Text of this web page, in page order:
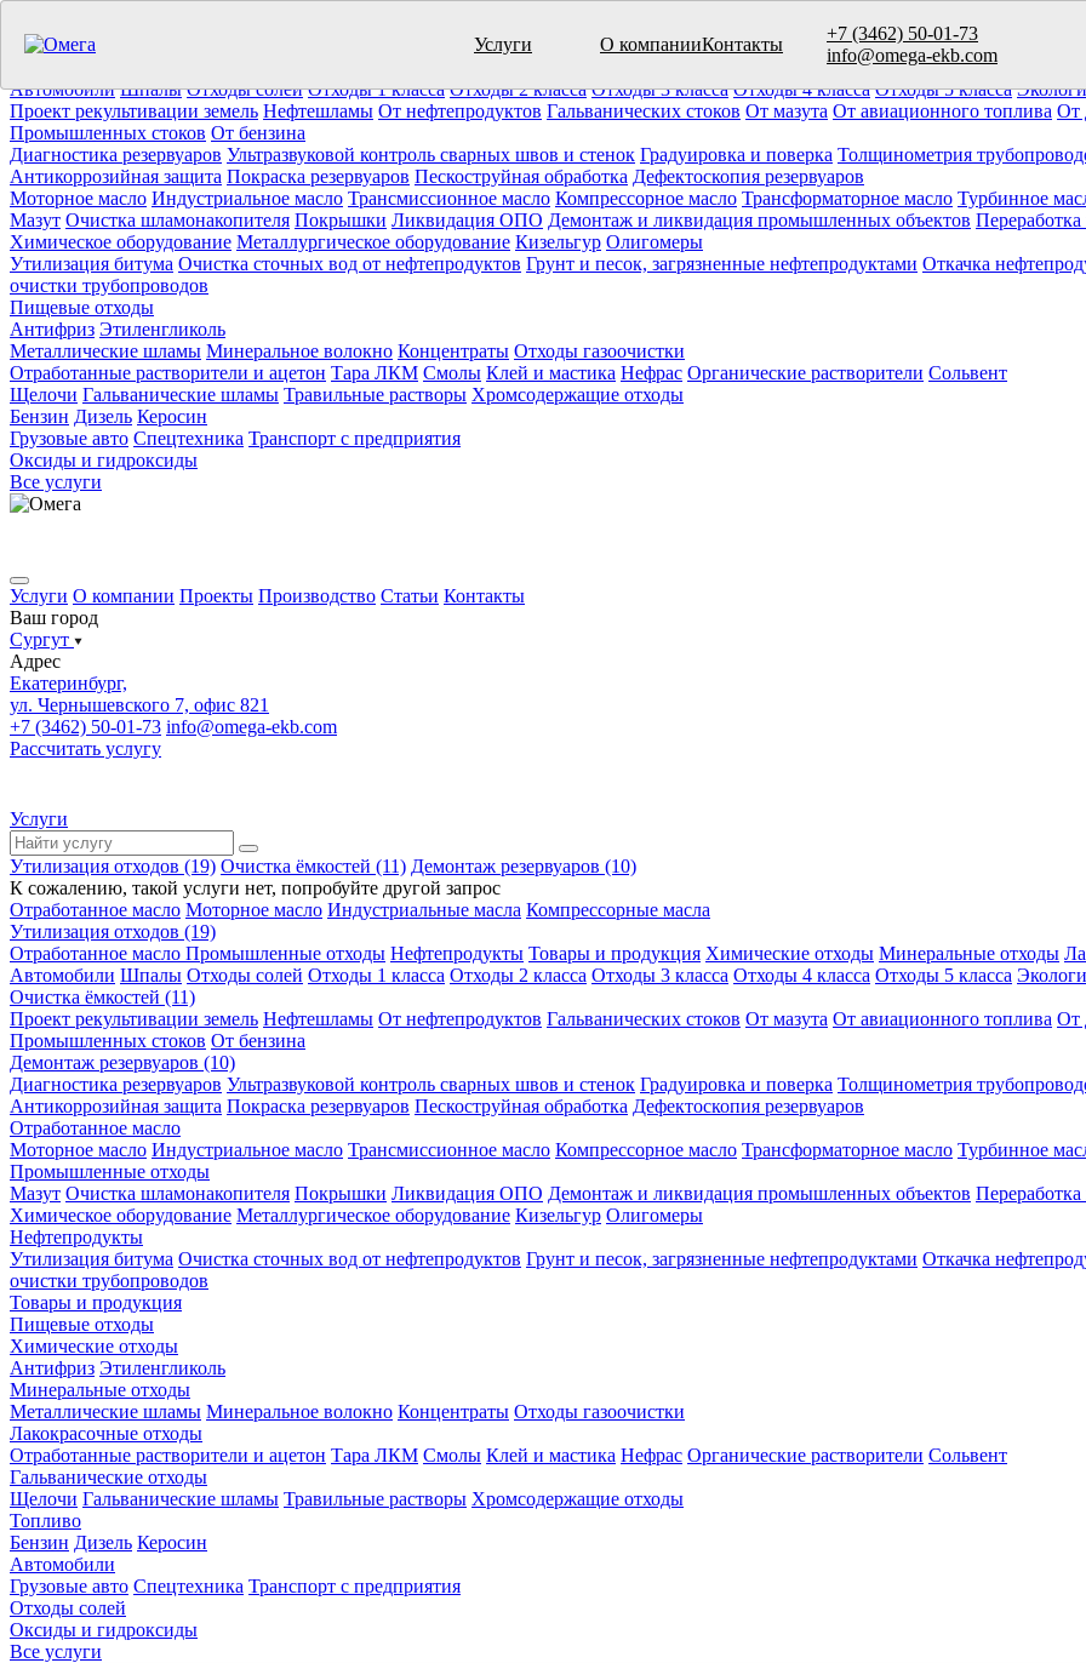
Услуги О компанииКонтакты
+7 (3462) 50-01-73
info@omega-ekb.com
Утилизация отходов (19)
Демонтаж резервуаров (10)
Химические отходы Минеральные отходы
Автомобили Шпалы Отходы солей Отходы 1 класса Отходы 2 класса Отходы 3 класса Отходы 4 класса Отходы 5 класса
Проект рекультивации земель Нефтешламы От нефтепродуктов Гальванических стоков От мазута От авиационного топлива От
Промышленных стоков От бензина
Диагностика резервуаров Ультразвуковой контроль сварных швов и стенок Градуировка и поверка Толщинометрия
Антикоррозийная защита Покраска резервуаров Пескоструйная обработка Дефектоскопия резервуаров
Моторное масло Индустриальное масло Трансмиссионное масло Компрессорное масло Трансформаторное масло Турбинное
Мазут Очистка шламонакопителя Покрышки Ликвидация ОПО Демонтаж и ликвидация промышленных объектов
Химическое оборудование Металлургическое оборудование Кизельгур Олигомеры
Утилизация битума Очистка сточных вод от нефтепродуктов Грунт и песок, загрязненные нефтепродуктами Откачка
очистки трубопроводов
Пищевые отходы
Антифриз Этиленгликоль
Металлические шламы Минеральное волокно Концентраты Отходы газоочистки
Отработанные растворители и ацетон Тара ЛКМ Смолы Клей и мастика Нефрас Органические растворители Сольвент
Щелочи Гальванические шламы Травильные растворы Хромсодержащие отходы
Бензин Дизель Керосин
Грузовые авто Спецтехника Транспорт с предприятия
Оксиды и гидроксиды
Все услуги
Услуги О компании Проекты Производство Статьи Контакты
Ваш город
Сургут
Адрес
Екатеринбург,
ул. Чернышевского 7, офис 821
+7 (3462) 50-01-73 info@omega-ekb.com
Рассчитать услугу
Услуги
Утилизация отходов (19) Очистка ёмкостей (11) Демонтаж резервуаров (10)
К сожалению, такой услуги нет, попробуйте другой запрос
Отработанное масло Моторное масло Индустриальные масла Компрессорные масла
Утилизация отходов (19)
Отработанное масло Промышленные отходы Нефтепродукты Товары и продукция Химические отходы Минеральные отходы
Автомобили Шпалы Отходы солей Отходы 1 класса Отходы 2 класса Отходы 3 класса Отходы 4 класса Отходы 5 класса
Очистка ёмкостей (11)
Проект рекультивации земель Нефтешламы От нефтепродуктов Гальванических стоков От мазута От авиационного топлива От
Промышленных стоков От бензина
Демонтаж резервуаров (10)
Диагностика резервуаров Ультразвуковой контроль сварных швов и стенок Градуировка и поверка Толщинометрия
Антикоррозийная защита Покраска резервуаров Пескоструйная обработка Дефектоскопия резервуаров
Отработанное масло
Моторное масло Индустриальное масло Трансмиссионное масло Компрессорное масло Трансформаторное масло Турбинное
Промышленные отходы
Мазут Очистка шламонакопителя Покрышки Ликвидация ОПО Демонтаж и ликвидация промышленных объектов
Химическое оборудование Металлургическое оборудование Кизельгур Олигомеры
Нефтепродукты
Утилизация битума Очистка сточных вод от нефтепродуктов Грунт и песок, загрязненные нефтепродуктами Откачка
очистки трубопроводов
Товары и продукция
Пищевые отходы
Химические отходы
Антифриз Этиленгликоль
Минеральные отходы
Металлические шламы Минеральное волокно Концентраты Отходы газоочистки
Лакокрасочные отходы
Отработанные растворители и ацетон Тара ЛКМ Смолы Клей и мастика Нефрас Органические растворители Сольвент
Гальванические отходы
Щелочи Гальванические шламы Травильные растворы Хромсодержащие отходы
Топливо
Бензин Дизель Керосин
Автомобили
Грузовые авто Спецтехника Транспорт с предприятия
Отходы солей
Оксиды и гидроксиды
Все услуги